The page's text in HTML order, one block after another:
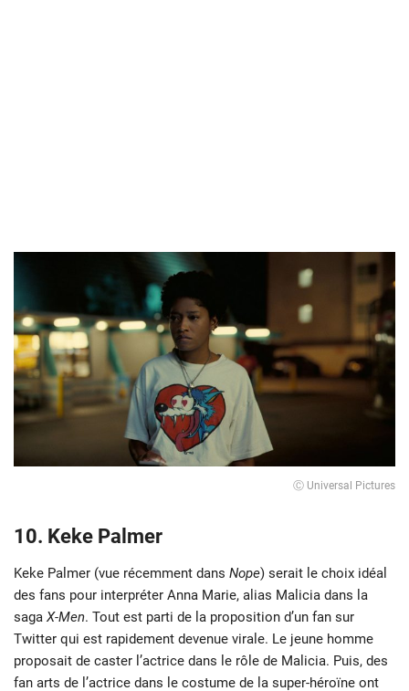
Ⓒ Universal Pictures
10. Keke Palmer
Keke Palmer (vue récemment dans Nope) serait le choix idéal
des fans pour interpréter Anna Marie, alias Malicia dans la
saga X-Men. Tout est parti de la proposition d’un fan sur
Twitter qui est rapidement devenue virale. Le jeune homme
proposait de caster l’actrice dans le rôle de Malicia. Puis, des
fan arts de l’actrice dans le costume de la super-héroïne ont